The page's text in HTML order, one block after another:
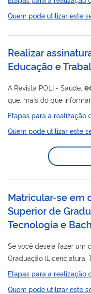
Quem pode utilizar este
Realizar
Educação e
A Revista POLI - Saúde,
que, mais do que
sujeitos - profissionais,
atuam na interface entre
uma instituição pública,
institucional: é um
fortalecimento da
gratuitamente é da...
Etapas para a realização
Quem pode utilizar este
Matricular-se em
Superior de
Tecnologia e
Se você deseja fazer um
Graduação (Licenciatura, Tecnologia e Bacharelado) neste
Instituto, você precisa
serviço.
Etapas para a realização
Quem pode utilizar este